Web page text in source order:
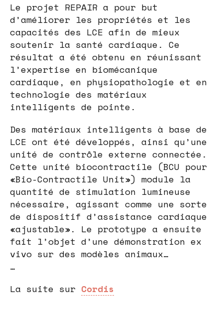
Le projet REPAIR a pour but
d’améliorer les propriétés et les
capacités des LCE afin de mieux
soutenir la santé cardiaque. Ce
résultat a été obtenu en réunissant
l’expertise en biomécanique
cardiaque, en physiopathologie et en
technologie des matériaux
intelligents de pointe.
Des matériaux intelligents à base de
LCE ont été développés, ainsi qu’une
unité de contrôle externe connectée.
Cette unité biocontractile (BCU pour
«Bio-Contractile Unit») module la
quantité de stimulation lumineuse
nécessaire, agissant comme une sorte
de dispositif d’assistance cardiaque
«ajustable». Le prototype a ensuite
fait l’objet d’une démonstration ex
vivo sur des modèles animaux…
…
La suite sur Cordis